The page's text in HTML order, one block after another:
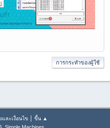
การกระทำของผู้ใช้
ละเงื่อนไข | ขึ้น ▲